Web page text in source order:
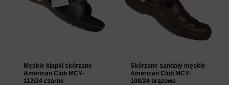
Męskie klapki skórzane
American Club MCY-
112/24 czarne
Skórzane sandały męskie
American Club MCY-
108/24 brązowe